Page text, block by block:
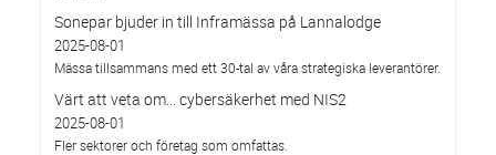
Sonepar bjuder in till Inframässa på Lannalodge
2025-08-01
Mässa tillsammans med ett 30-tal av våra strategiska leverantörer.
Värt att veta om... cybersäkerhet med NIS2
2025-08-01
Fler sektorer och företag som omfattas.